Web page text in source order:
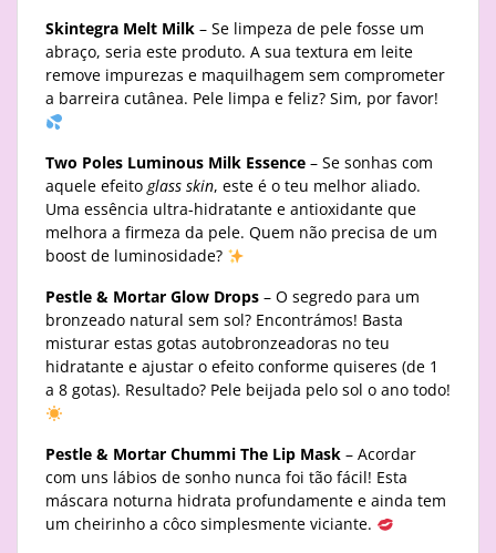
Skintegra Melt Milk – Se limpeza de pele fosse um
abraço, seria este produto. A sua textura em leite
remove impurezas e maquilhagem sem comprometer
a barreira cutânea. Pele limpa e feliz? Sim, por favor!
Two Poles Luminous Milk Essence – Se sonhas com
aquele efeito glass skin, este é o teu melhor aliado.
Uma essência ultra-hidratante e antioxidante que
melhora a firmeza da pele. Quem não precisa de um
boost de luminosidade?
Pestle & Mortar Glow Drops – O segredo para um
bronzeado natural sem sol? Encontrámos! Basta
misturar estas gotas autobronzeadoras no teu
hidratante e ajustar o efeito conforme quiseres (de 1
a 8 gotas). Resultado? Pele beijada pelo sol o ano todo!
Pestle & Mortar Chummi The Lip Mask – Acordar
com uns lábios de sonho nunca foi tão fácil! Esta
máscara noturna hidrata profundamente e ainda tem
um cheirinho a côco simplesmente viciante.